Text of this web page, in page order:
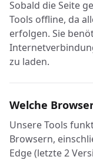
Sobald die Seite
Tools offline, da
erfolgen. Sie
zu laden.
Welche
Unsere Tools
Browsern,
Edge (letzte 2